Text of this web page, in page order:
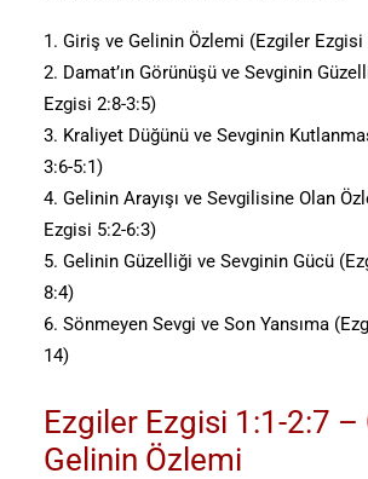
1. Giriş ve Gelinin Özlemi (Ezgiler Ezgisi
2. Damat’ın Görünüşü ve Sevginin
Ezgisi 2:8-3:5)
3. Kraliyet Düğünü ve Sevginin
3:6-5:1)
4. Gelinin Arayışı ve Sevgilisine Olan
Ezgisi 5:2-6:3)
5. Gelinin Güzelliği ve Sevginin Gücü
8:4)
6. Sönmeyen Sevgi ve Son Yansıma
14)
Ezgiler Ezgisi 1:1-2:7 –
Gelinin Özlemi